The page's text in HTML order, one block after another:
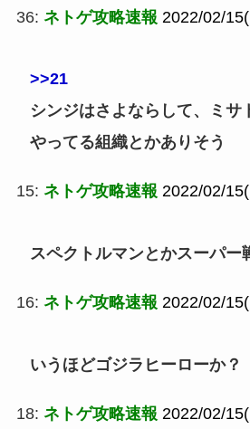
36: ネトゲ攻略速報 2022/02/
>>21
シンジはさよならして、ミサ
やってる組織とかありそう
15: ネトゲ攻略速報 2022/02/
スペクトルマンとかスーパー
16: ネトゲ攻略速報 2022/02/
いうほどゴジラヒーローか？
18: ネトゲ攻略速報 2022/02/